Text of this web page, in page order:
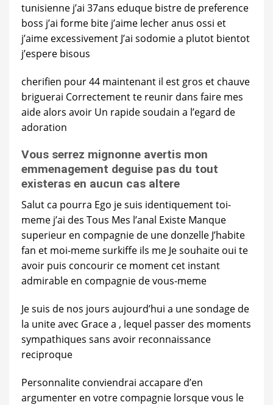
tunisienne j’ai 37ans eduque bistre de preference
boss j’ai forme bite j’aime lecher anus ossi et
j’aime excessivement J’ai sodomie a plutot bientot
j’espere bisous
cherifien pour 44 maintenant il est gros et chauve
briguerai Correctement te reunir dans faire mes
aide alors avoir Un rapide soudain a l’egard de
adoration
Vous serrez mignonne avertis mon
emmenagement deguise pas du tout
existeras en aucun cas altere
Salut ca pourra Ego je suis identiquement toi-
meme j’ai des Tous Mes l’anal Existe Manque
superieur en compagnie de une donzelle J’habite
fan et moi-meme surkiffe ils me Je souhaite oui te
avoir puis concourir ce moment cet instant
admirable en compagnie de vous-meme
Je suis de nos jours aujourd’hui a une sondage de
la unite avec Grace a , lequel passer des moments
sympathiques sans avoir reconnaissance
reciproque
Personnalite conviendrai accapare d’en
argumenter en votre compagnie lorsque vous le